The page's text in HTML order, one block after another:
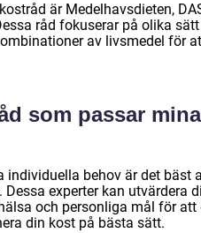
är Medelhavsdieten,
råd fokuserar på olika
av livsmedel för
som passar mina
behov är det bäst
experter kan utvärdera
och personliga mål för att
din kost på bästa sätt.